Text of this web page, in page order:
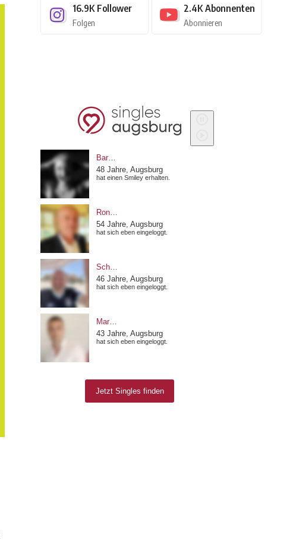
16.9K Follower
Folgen
2.4K Abonnenten
Abonnieren